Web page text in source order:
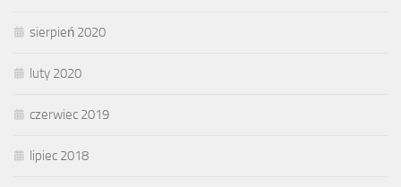
sierpień 2020
luty 2020
czerwiec 2019
lipiec 2018